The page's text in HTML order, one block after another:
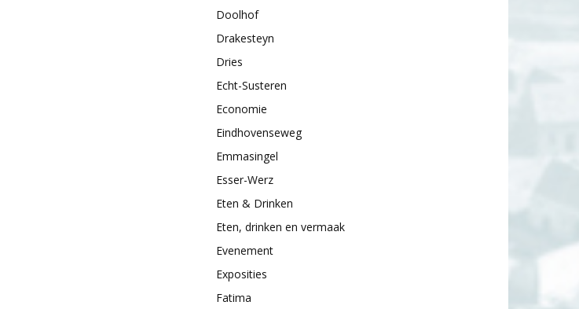
Doolhof
Drakesteyn
Dries
Echt-Susteren
Economie
Eindhovenseweg
Emmasingel
Esser-Werz
Eten & Drinken
Eten, drinken en vermaak
Evenement
Exposities
Fatima